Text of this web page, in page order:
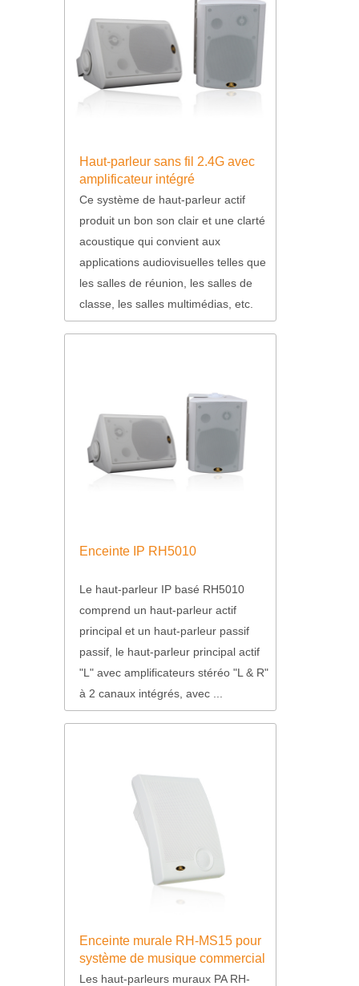
Haut-parleur sans fil 2.4G avec
amplificateur intégré
Ce système de haut-parleur actif
produit un bon son clair et une clarté
acoustique qui convient aux
applications audiovisuelles telles que
les salles de réunion, les salles de
classe, les salles multimédias, etc.
Enceinte IP RH5010
Le haut-parleur IP basé RH5010
comprend un haut-parleur actif
principal et un haut-parleur passif
passif, le haut-parleur principal actif
"L" avec amplificateurs stéréo "L & R"
à 2 canaux intégrés, avec ...
Enceinte murale RH-MS15 pour
système de musique commercial
Les haut-parleurs muraux PA RH-